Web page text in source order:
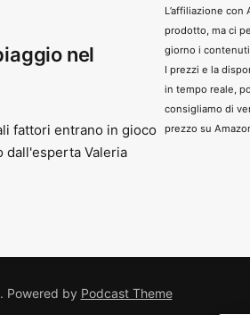
nel
fattori entrano in gioco
dall'esperta Valeria
L’affiliazione
prodotto, ma ci
giorno i
I prezzi e la
in tempo reale,
consigliamo di
prezzo su
Powered by Podcast Theme